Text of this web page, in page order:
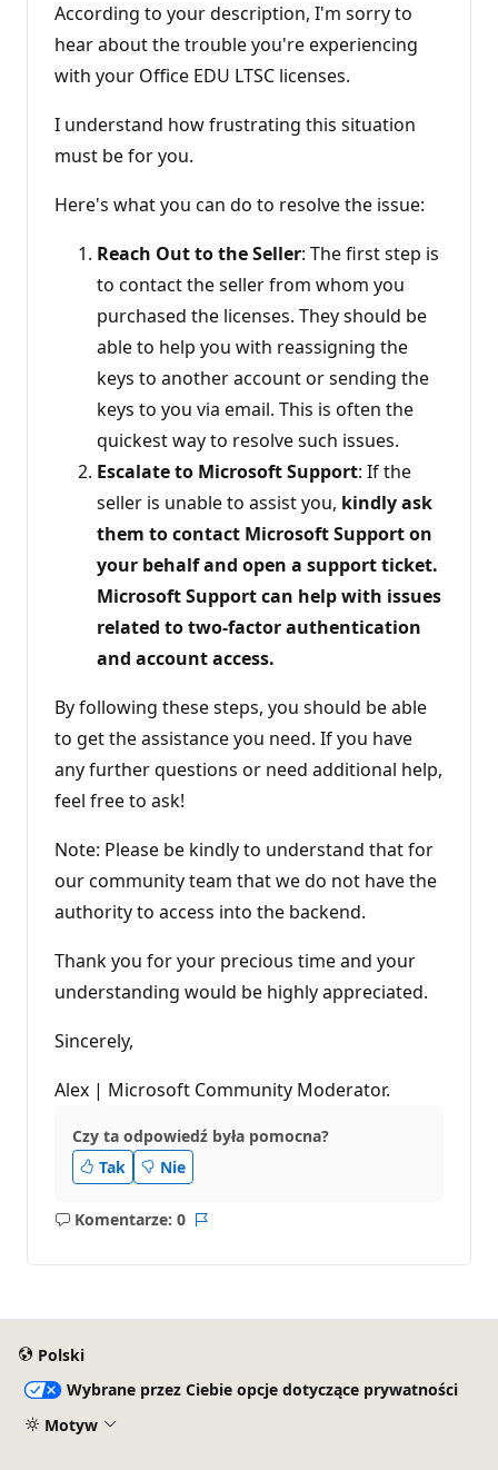
According to your description, I'm sorry to
hear about the trouble you're experiencing
with your Office EDU LTSC licenses.
I understand how frustrating this situation
must be for you.
Here's what you can do to resolve the issue:
Reach Out to the Seller: The first step is
to contact the seller from whom you
purchased the licenses. They should be
able to help you with reassigning the
keys to another account or sending the
keys to you via email. This is often the
quickest way to resolve such issues.
Escalate to Microsoft Support: If the
seller is unable to assist you, kindly ask
them to contact Microsoft Support on
your behalf and open a support ticket.
Microsoft Support can help with issues
related to two-factor authentication
and account access.
By following these steps, you should be able
to get the assistance you need. If you have
any further questions or need additional help,
feel free to ask!
Note: Please be kindly to understand that for
our community team that we do not have the
authority to access into the backend.
Thank you for your precious time and your
understanding would be highly appreciated.
Sincerely,
Alex | Microsoft Community Moderator.
Czy ta odpowiedź była pomocna?
Tak
Nie
Komentarze: 0
Brak
Polski
Wybrane przez Ciebie opcje dotyczące prywatności
Motyw